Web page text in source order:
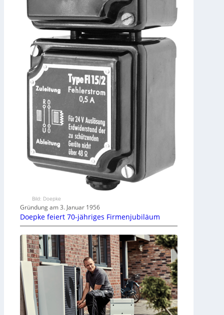
Bild: Doepke
Gründung am 3. Januar 1956
Doepke feiert 70-jähriges Firmenjubiläum